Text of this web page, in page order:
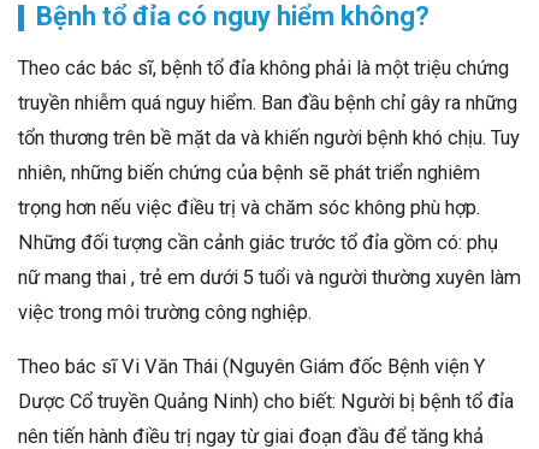
Bệnh tổ đỉa có nguy hiểm không?
Theo các bác sĩ, bệnh tổ đỉa không phải là một triệu chứng
truyền nhiễm quá nguy hiểm. Ban đầu bệnh chỉ gây ra những
tổn thương trên bề mặt da và khiến người bệnh khó chịu. Tuy
nhiên, những biến chứng của bệnh sẽ phát triển nghiêm
trọng hơn nếu việc điều trị và chăm sóc không phù hợp.
Những đối tượng cần cảnh giác trước tổ đỉa gồm có: phụ
nữ mang thai , trẻ em dưới 5 tuổi và người thường xuyên làm
việc trong môi trường công nghiệp.
Theo bác sĩ Vi Văn Thái (Nguyên Giám đốc Bệnh viện Y
Dược Cổ truyền Quảng Ninh) cho biết: Người bị bệnh tổ đỉa
nên tiến hành điều trị ngay từ giai đoạn đầu để tăng khả